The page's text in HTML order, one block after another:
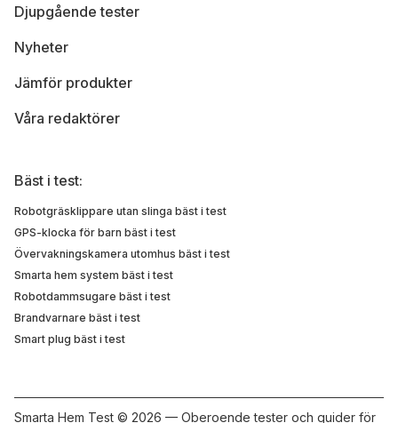
Djupgående tester
Nyheter
Jämför produkter
Våra redaktörer
Bäst i test:
Robotgräsklippare utan slinga bäst i test
GPS-klocka för barn bäst i test
Övervakningskamera utomhus bäst i test
Smarta hem system bäst i test
Robotdammsugare bäst i test
Brandvarnare bäst i test
Smart plug bäst i test
Smarta Hem Test © 2026 — Oberoende tester och guider för